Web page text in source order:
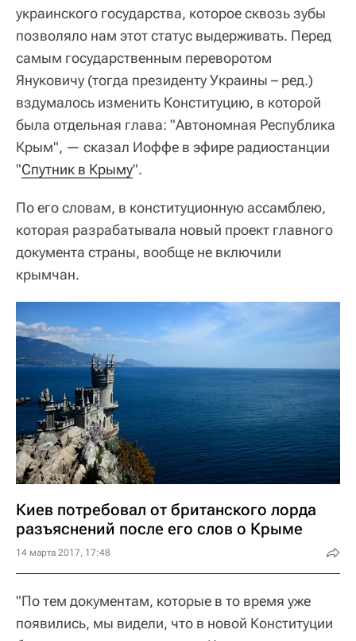
украинского государства, которое сквозь зубы
позволяло нам этот статус выдерживать. Перед
самым государственным переворотом
Януковичу (тогда президенту Украины – ред.)
вздумалось изменить Конституцию, в которой
была отдельная глава: "Автономная Республика
Крым", — сказал Иоффе в эфире радиостанции
"Спутник в Крыму".
По его словам, в конституционную ассамблею,
которая разрабатывала новый проект главного
документа страны, вообще не включили
крымчан.
Киев потребовал от британского лорда
разъяснений после его слов о Крыме
14 марта 2017, 17:48
"По тем документам, которые в то время уже
появились, мы видели, что в новой Конституции